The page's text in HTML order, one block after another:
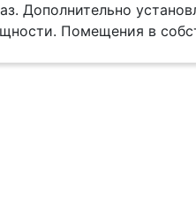
Дополнительно
Помещения в